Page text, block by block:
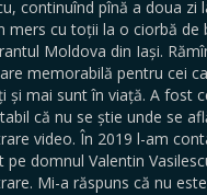
continuînd pînă a doua zi
mers cu toții la o ciorbă de
Moldova din Iași.
memorabilă pentru cei
și mai sunt în viață. A fost
că nu se știe unde se
video. În 2019 l-am
pe domnul Valentin
Mi-a răspuns că nu